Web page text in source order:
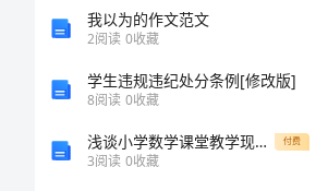
我以为的作文范文
2阅读 0收藏
学生违规违纪处分条例[修改版]
8阅读 0收藏
浅谈小学数学课堂教学现状、成因及对策.doc 付费
3阅读 0收藏